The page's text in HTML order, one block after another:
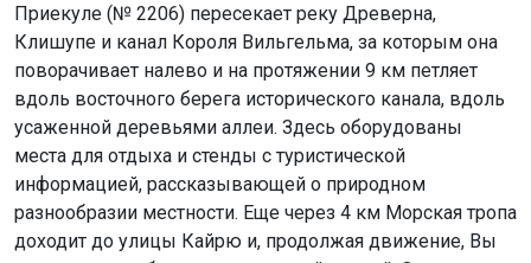
Приекуле (№ 2206) пересекает реку Древерна,
Клишупе и канал Короля Вильгельма, за которым она
поворачивает налево и на протяжении 9 км петляет
вдоль восточного берега исторического канала, вдоль
усаженной деревьями аллеи. Здесь оборудованы
места для отдыха и стенды с туристической
информацией, рассказывающей о природном
разнообразии местности. Еще через 4 км Морская тропа
доходит до улицы Кайрю и, продолжая движение, Вы